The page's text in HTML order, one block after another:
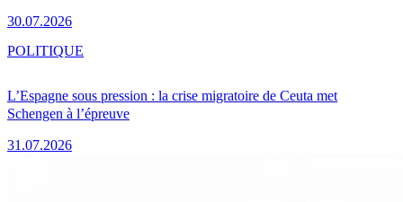
30.07.2026
L’Espagne sous pression : la crise migratoire de Ceuta met
Schengen à l’épreuve
31.07.2026
POLITIQUE